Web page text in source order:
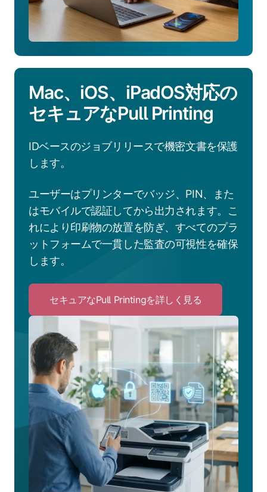
る
Mac、iOS、iPadOS対応の
セキュアなPull Printing
IDベースのジョブリリースで機密文書を保護
します。
ユーザーはプリンターでバッジ、PIN、また
はモバイルで認証してから出力されます。こ
れにより印刷物の放置を防ぎ、すべてのプラ
ットフォームで一貫した監査の可視性を確保
します。
セキュアなPull Printingを詳しく見る
to
セ
ュ
ア
な
Pull
Printing
を
詳
し
く
見